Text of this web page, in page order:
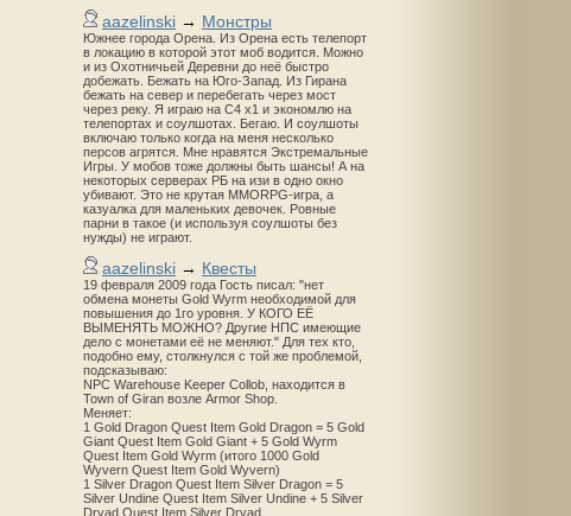
aazelinski → Монстры
Южнее города Орена. Из Орена есть телепорт
в локацию в которой этот моб водится. Можно
и из Охотничьей Деревни до неё быстро
добежать. Бежать на Юго-Запад. Из Гирана
бежать на север и перебегать через мост
через реку. Я играю на С4 х1 и экономлю на
телепортах и соулшотах. Бегаю. И соулшоты
включаю только когда на меня несколько
персов агрятся. Мне нравятся Экстремальные
Игры. У мобов тоже должны быть шансы! А на
некоторых серверах РБ на изи в одно окно
убивают. Это не крутая MMORPG-игра, а
казуалка для маленьких девочек. Ровные
парни в такое (и используя соулшоты без
нужды) не играют.
aazelinski → Квесты
19 февраля 2009 года Гость писал: "нет
обмена монеты Gold Wyrm необходимой для
повышения до 1го уровня. У КОГО ЕЁ
ВЫМЕНЯТЬ МОЖНО? Другие НПС имеющие
дело с монетами её не меняют." Для тех кто,
подобно ему, столкнулся с той же проблемой,
подсказываю:
NPC Warehouse Keeper Collob, находится в
Town of Giran возле Armor Shop.
Меняет:
1 Gold Dragon Quest Item Gold Dragon = 5 Gold
Giant Quest Item Gold Giant + 5 Gold Wyrm
Quest Item Gold Wyrm (итого 1000 Gold
Wyvern Quest Item Gold Wyvern)
1 Silver Dragon Quest Item Silver Dragon = 5
Silver Undine Quest Item Silver Undine + 5 Silver
Dryad Quest Item Silver Dryad